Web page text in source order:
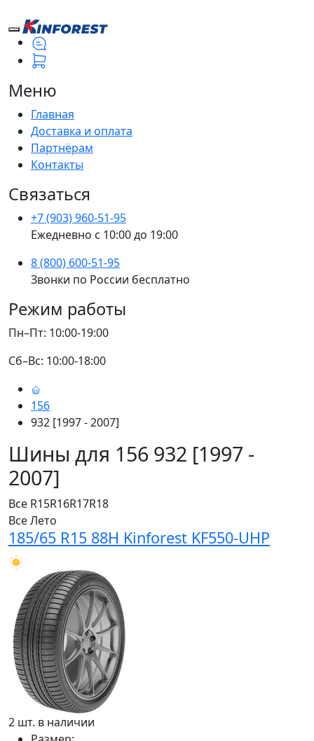
Меню
Главная
Доставка и оплата
Партнёрам
Контакты
Связаться
+7 (903) 960-51-95
Ежедневно с 10:00 до 19:00
8 (800) 600-51-95
Звонки по России бесплатно
Режим работы
Пн–Пт: 10:00-19:00
Сб–Вс: 10:00-18:00
156
932 [1997 - 2007]
Шины для 156 932 [1997 -
2007]
Все R15R16R17R18
ВсеЛето
185/65 R15 88H Kinforest KF550-UHP
2 шт. в наличии